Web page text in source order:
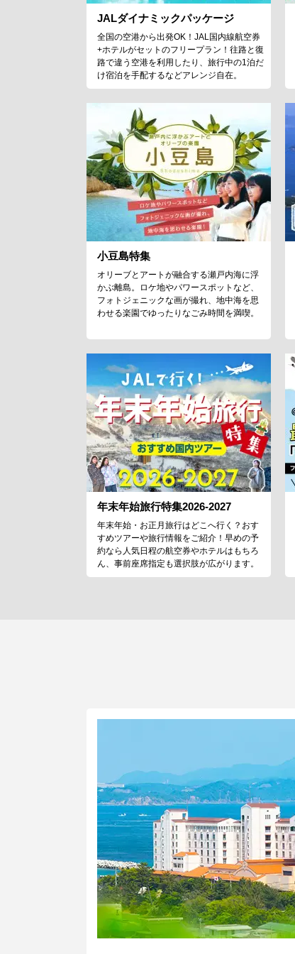
JALダイナミックパッケージ
全国の空港から出発OK！JAL国内線航空券
+ホテルがセットのフリープラン！往路と復
路で違う空港を利用したり、旅行中の1泊だ
け宿泊を手配するなどアレンジ自在。
小豆島特集
オリーブとアートが融合する瀬戸内海に浮
かぶ離島。ロケ地やパワースポットなど、
フォトジェニックな画が撮れ、地中海を思
わせる楽園でゆったりなごみ時間を満喫。
年末年始旅行特集2026-2027
年末年始・お正月旅行はどこへ行く？おす
すめツアーや旅行情報をご紹介！早めの予
約なら人気日程の航空券やホテルはもちろ
ん、事前座席指定も選択肢が広がります。